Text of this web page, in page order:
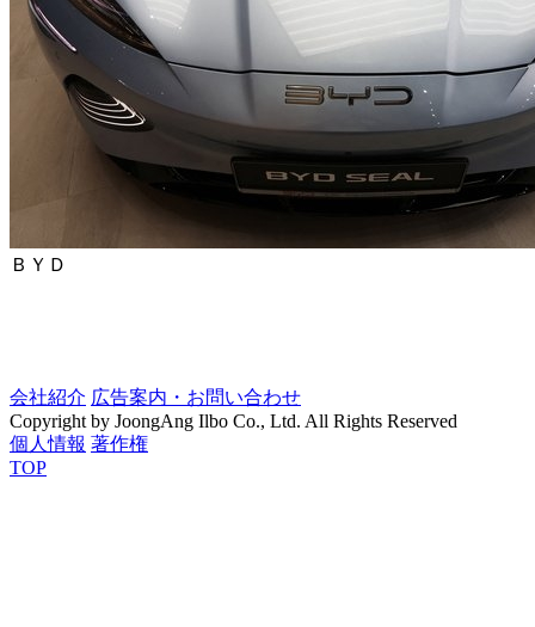
ＢＹＤ
会社紹介 広告案内・お問い合わせ
Copyright by JoongAng Ilbo Co., Ltd. All Rights Reserved
個人情報 著作権
TOP